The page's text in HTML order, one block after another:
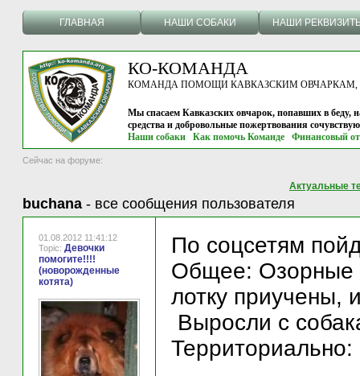
ГЛАВНАЯ НАШИ СОБАКИ НАШИ
КО-КОМАНДА
КОМАНДА ПОМОЩИ КАВКАЗСКИМ ОВЧАРКАМ, г.
Мы спасаем Кавказских овчарок, попавших в беду,
средства и добровольные пожертвования
Наши собаки
Как помочь Команде Финансовый
Сейчас на форуме:
Актуальные
buchana - все сообщения пользователя
01.08.2012 11:41:12
Topic: Девочки
помогите!!!!
(новорожденные
котята)
По соцсетям
Общее: Озорные
лотку приучены,
Выросли с